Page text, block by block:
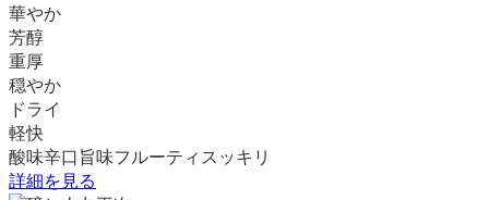
華やか
芳醇
重厚
穏やか
ドライ
軽快
酸味辛口 旨味フルーティ スッキリ
詳細を見る